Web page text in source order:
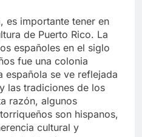
es importante tener en
de Puerto Rico. La
españoles en el siglo
fue una colonia
española se ve reflejada
las tradiciones de los
razón, algunos
son hispanos,
cultural y